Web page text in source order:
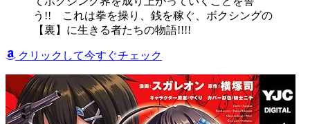
う!! これは拳を操り、銭を稼ぐ、ボクシングの
【裏】に生きる者たちの物語!!!!
クリックして今すぐチェック